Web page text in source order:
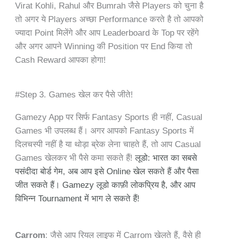
Virat Kohli, Rahul और Bumrah जैसे Players को चुना है
तो अगर ये Players अच्छा Performance करते है तो आपको
ज्यादा Point मिलेंगे और आप Leaderboard के Top पर रहेंगे
और अगर आपने Winning की Position पर End किया तो
Cash Reward आपका होगा!
#Step 3. Games खेल कर पैसे जीते!
Gamezy App पर सिर्फ Fantasy Sports ही नहीं, Casual
Games भी उपलब्ध हैं। अगर आपको Fantasy Sports में
दिलचस्पी नहीं है या थोड़ा ब्रेक लेना चाहते हैं, तो आप Casual
Games खेलकर भी पैसे कमा सकते हैं!लूडो: भारत का सबसे
पसंदीदा बोर्ड गेम, अब आप इसे Online खेल सकते हैं और पैसा
जीत सकते हैं। Gamezy लूडो काफ़ी लोकप्रिय है, और आप
विभिन्न Tournament में भाग ले सकते हैं!
Carrom: जैसे आप रियल लाइफ में Carrom खेलते हैं, वैसे ही